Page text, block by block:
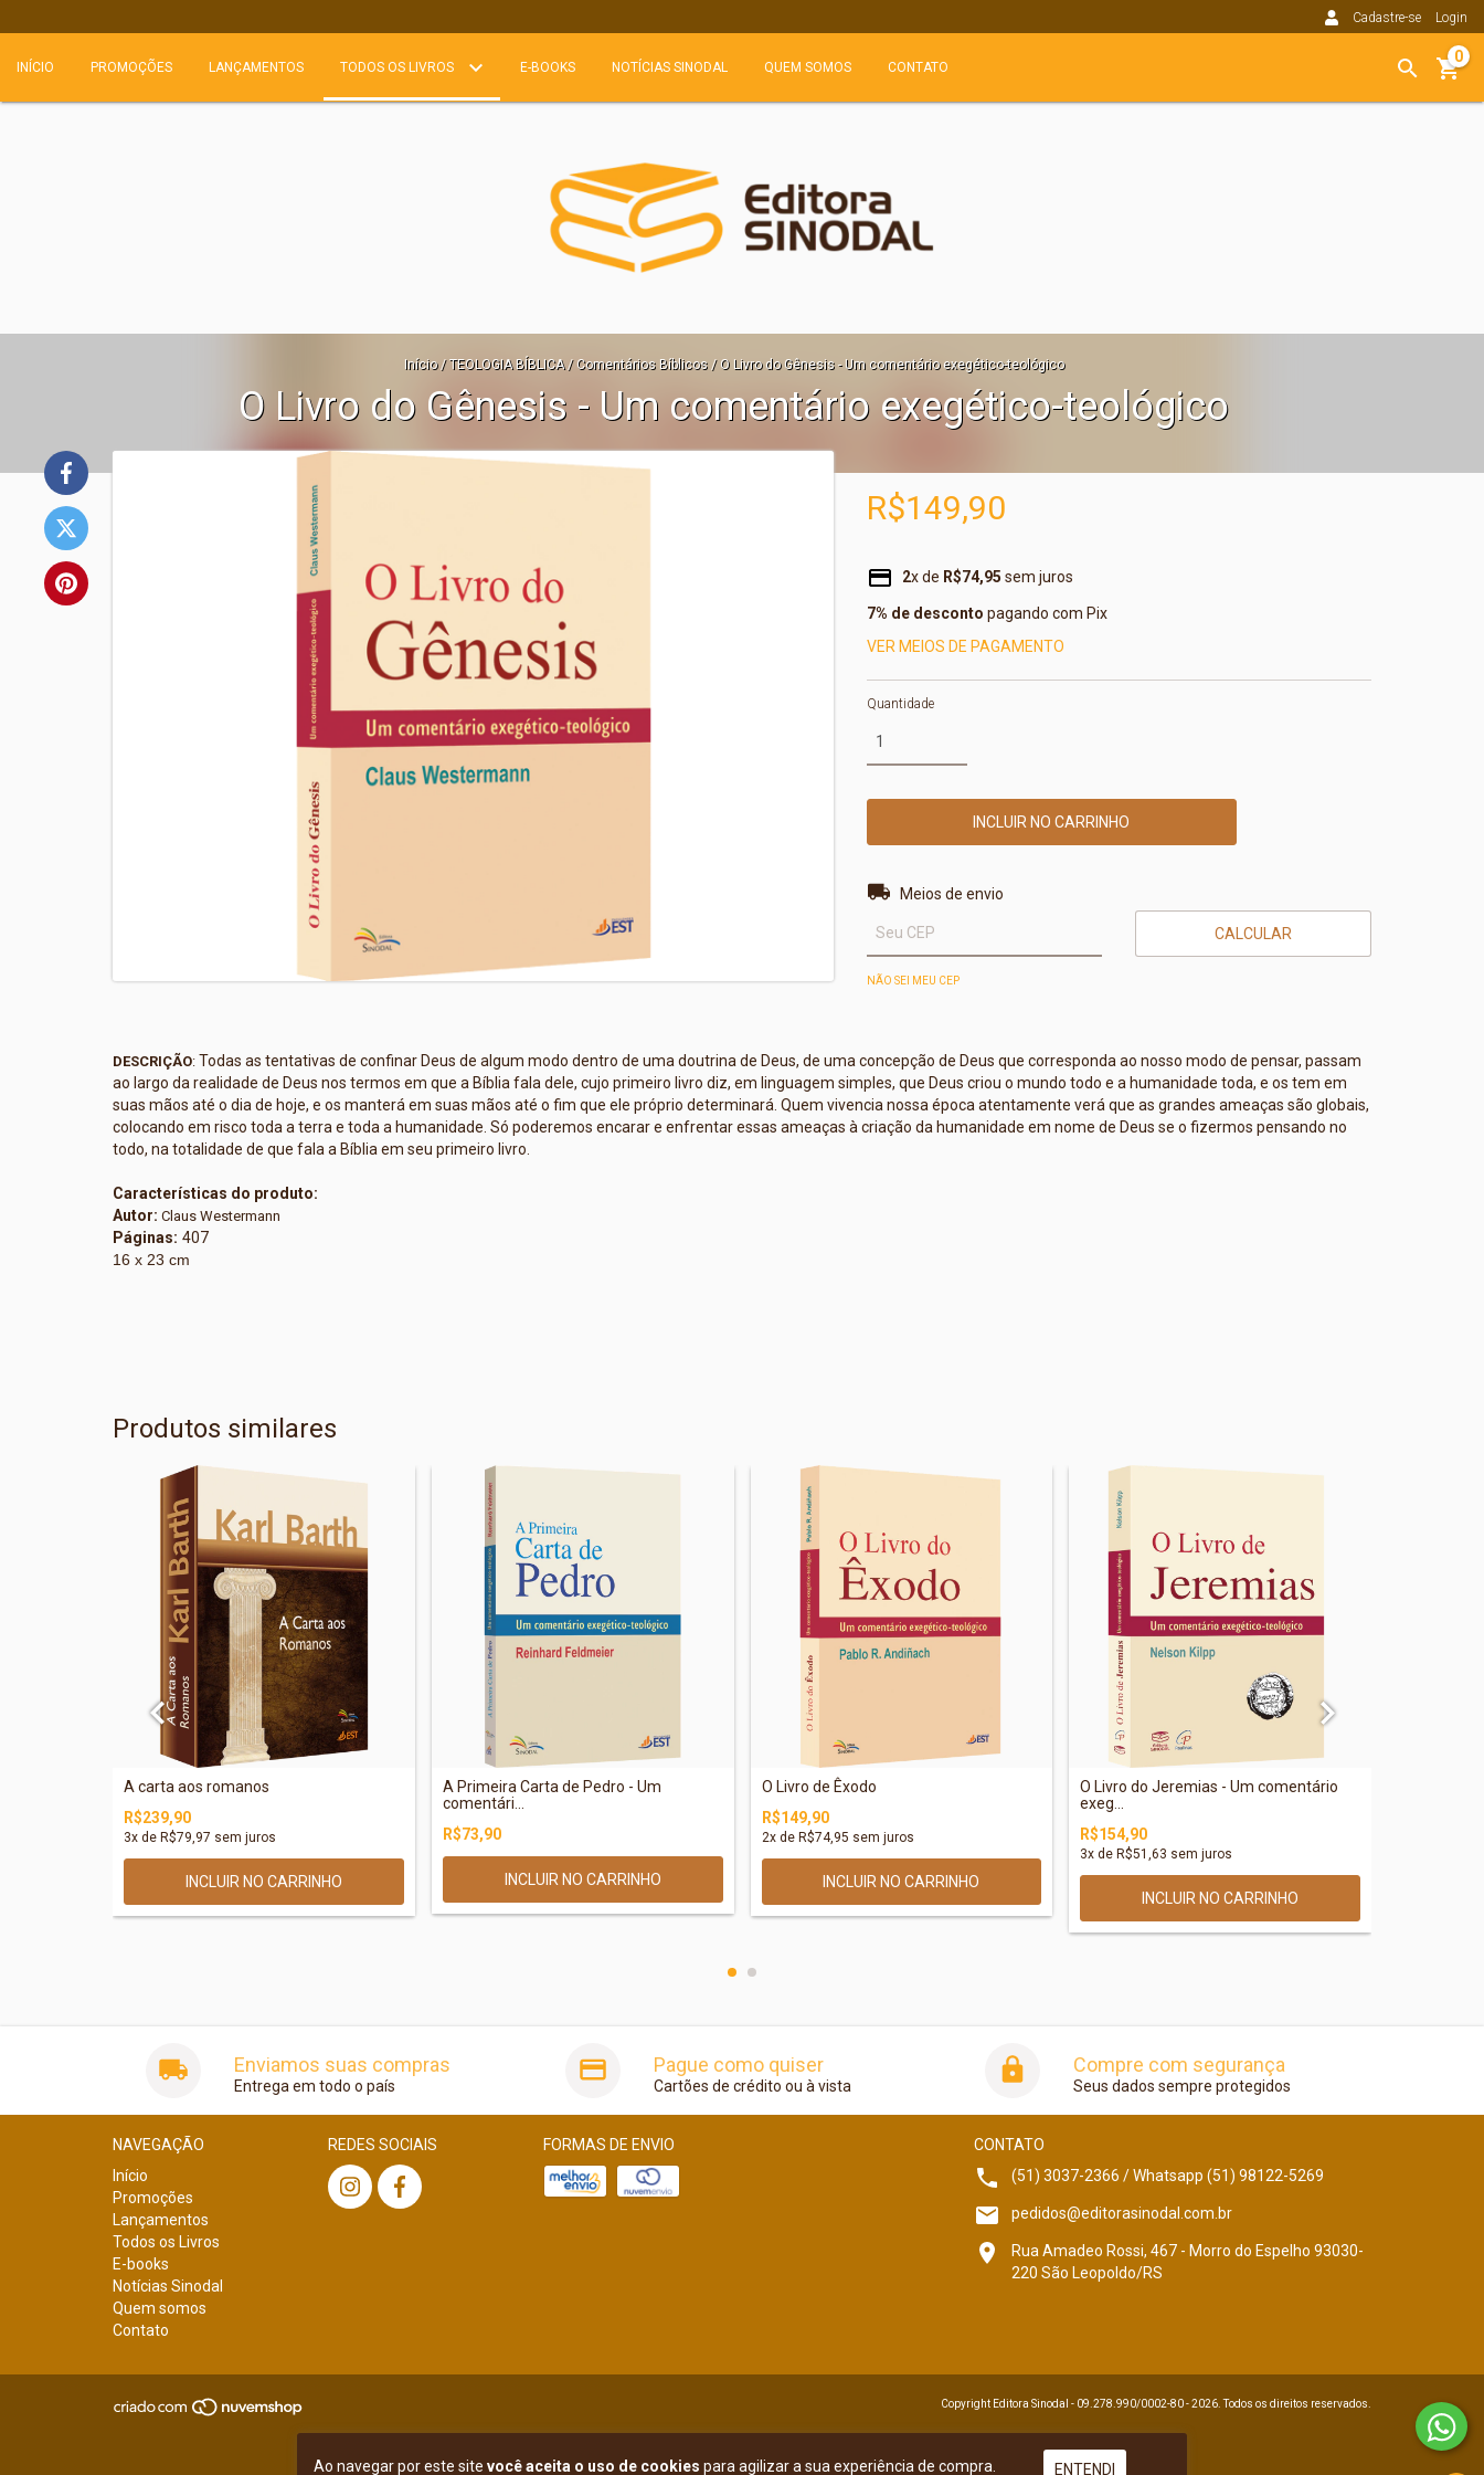
Cadastre-se Login
INÍCIO PROMOÇÕES LANÇAMENTOS TODOS OS LIVROS E-BOOKS NOTÍCIAS SINODAL QUEM SOMOS CONTATO
0
Ao navegar por este site você aceita o uso de cookies para agilizar a sua experiência de compra. ENTENDI
Início / TEOLOGIA BÍBLICA / Comentários Bíblicos / O Livro do Gênesis - Um comentário exegético-teológico
O Livro do Gênesis - Um comentário exegético-teológico
R$149,90
2x de R$74,95 sem juros
7% de desconto pagando com Pix
VER MEIOS DE PAGAMENTO
Quantidade
Entregas para o CEP:
Meios de envio
CALCULAR
NÃO SEI MEU CEP
DESCRIÇÃO: Todas as tentativas de confinar Deus de algum modo dentro de uma doutrina de Deus, de uma concepção de Deus que corresponda ao nosso modo de pensar, passam
ao largo da realidade de Deus nos termos em que a Bíblia fala dele, cujo primeiro livro diz, em linguagem simples, que Deus criou o mundo todo e a humanidade toda, e os tem em
suas mãos até o dia de hoje, e os manterá em suas mãos até o fim que ele próprio determinará. Quem vivencia nossa época atentamente verá que as grandes ameaças são globais,
colocando em risco toda a terra e toda a humanidade. Só poderemos encarar e enfrentar essas ameaças à criação da humanidade em nome de Deus se o fizermos pensando no
todo, na totalidade de que fala a Bíblia em seu primeiro livro.
Características do produto:
Autor: Claus Westermann
Páginas: 407
16 x 23 cm
Produtos similares
A carta aos romanos
R$239,90
3x de R$79,97 sem juros
A Primeira Carta de Pedro - Um
comentári...
R$73,90
O Livro de Êxodo
R$149,90
2x de R$74,95 sem juros
O Livro do Jeremias - Um comentário
exeg...
R$154,90
3x deR$51,63 sem juros
Enviamos suas compras
Entrega em todo o país
Pague como quiser
Cartões de crédito ou à vista
Compre com segurança
Seus dados sempre protegidos
NAVEGAÇÃO
Início
Promoções
Lançamentos
Todos os Livros
E-books
Notícias Sinodal
Quem somos
Contato
REDES SOCIAIS FORMAS DE ENVIO
CONTATO
(51) 3037-2366 / Whatsapp (51) 98122-5269
pedidos@editorasinodal.com.br
Rua Amadeo Rossi, 467 - Morro do Espelho 93030-
220 São Leopoldo/RS
Copyright Editora Sinodal - 09.278.990/0002-80 - 2026. Todos os direitos reservados.